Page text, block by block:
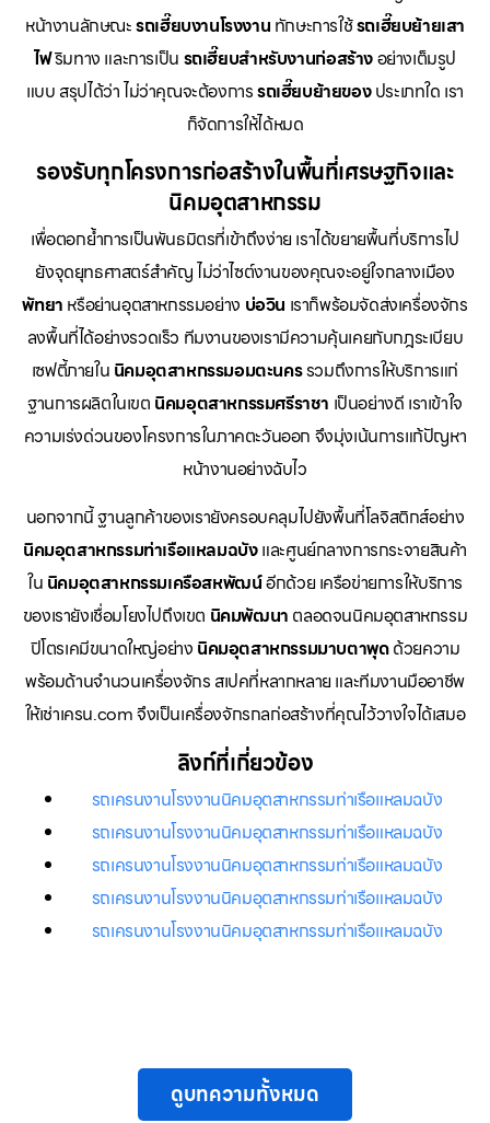
หน้างานลักษณะรถเฮี๊ยบงานโรงงาน ทักษะการใช้รถเฮี๊ยบย้ายเสา
ไฟริมทาง และการเป็น รถเฮี๊ยบสำหรับงานก่อสร้างอย่างเต็มรูป
แบบ สรุปได้ว่า ไม่ว่าคุณจะต้องการรถเฮี๊ยบย้ายของประเภทใด เรา
ก็จัดการให้ได้หมด
รองรับทุกโครงการก่อสร้างในพื้นที่เศรษฐกิจและ
นิคมอุตสาหกรรม
เพื่อตอกย้ำการเป็นพันธมิตรที่เข้าถึงง่าย เราได้ขยายพื้นที่บริการไป
ยังจุดยุทธศาสตร์สำคัญ ไม่ว่าไซต์งานของคุณจะอยู่ใจกลางเมือง
พัทยา หรือย่านอุตสาหกรรมอย่าง บ่อวิน เราก็พร้อมจัดส่งเครื่องจักร
ลงพื้นที่ได้อย่างรวดเร็ว ทีมงานของเรามีความคุ้นเคยกับกฎระเบียบ
เซฟตี้ภายใน นิคมอุตสาหกรรมอมตะนครรวมถึงการให้บริการแก่
ฐานการผลิตในเขต นิคมอุตสาหกรรมศรีราชา เป็นอย่างดี เราเข้าใจ
ความเร่งด่วนของโครงการในภาคตะวันออก จึงมุ่งเน้นการแก้ปัญหา
หน้างานอย่างฉับไว
นอกจากนี้ ฐานลูกค้าของเรายังครอบคลุมไปยังพื้นที่โลจิสติกส์อย่าง
นิคมอุตสาหกรรมท่าเรือแหลมฉบังและศูนย์กลางการกระจายสินค้า
ใน นิคมอุตสาหกรรมเครือสหพัฒน์อีกด้วย เครือข่ายการให้บริการ
ของเรายังเชื่อมโยงไปถึงเขต นิคมพัฒนา ตลอดจนนิคมอุตสาหกรรม
ปิโตรเคมีขนาดใหญ่อย่าง นิคมอุตสาหกรรมมาบตาพุดด้วยความ
พร้อมด้านจำนวนเครื่องจักร สเปคที่หลากหลาย และทีมงานมืออาชีพ
ให้เช่าเครน.com จึงเป็นเครื่องจักรกลก่อสร้างที่คุณไว้วางใจได้เสมอ
ลิงก์ที่เกี่ยวข้อง
รถเครนงานโรงงานนิคมอุตสาหกรรมท่าเรือแหลมฉบัง
รถเครนงานโรงงานนิคมอุตสาหกรรมท่าเรือแหลมฉบัง
รถเครนงานโรงงานนิคมอุตสาหกรรมท่าเรือแหลมฉบัง
รถเครนงานโรงงานนิคมอุตสาหกรรมท่าเรือแหลมฉบัง
รถเครนงานโรงงานนิคมอุตสาหกรรมท่าเรือแหลมฉบัง
ดูบทความทั้งหมด